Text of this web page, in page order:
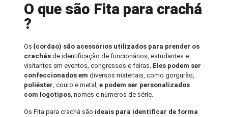
O que são Fita para crachá
?
Os {cordao) são acessórios utilizados para prender os
crachás de identificação de funcionários, estudantes e
visitantes em eventos, congressos e feiras. Eles podem ser
confeccionados emdiversos materiais, como gorgurão,
poliéster, couro e metal,e podem ser personalizados
com logotipos, nomes e números de série.
Os Fita para crachá são ideais para identificar de forma